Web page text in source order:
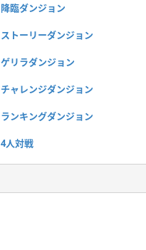
降臨ダンジョン
ストーリーダンジョン
ゲリラダンジョン
チャレンジダンジョン
ランキングダンジョン
4人対戦